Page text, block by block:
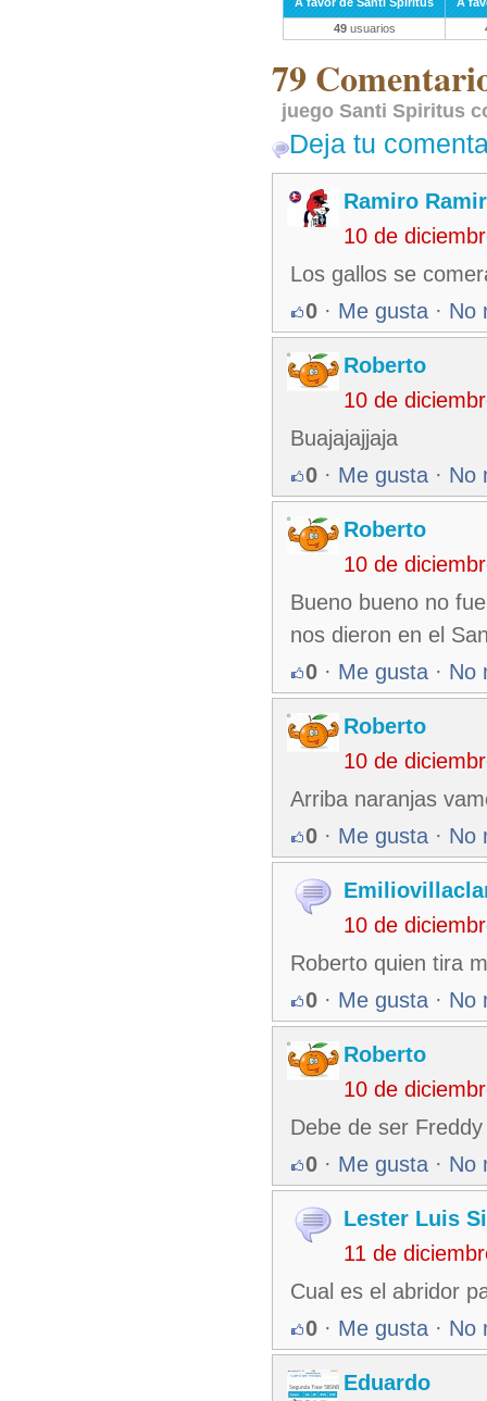
49usuarios
79
juego Santi Spiritus
Deja tu
Ramiro
10 de
Los gallos se
0 · Me gusta · No
Roberto
10 de
Buajajajjaja
0 · Me gusta · No
Roberto
10 de
Bueno bueno no
nos dieron en el
0 · Me gusta · No
Roberto
10 de
Arriba naranjas
0 · Me gusta · No
10 de
Roberto quien tira
0 · Me gusta · No
Roberto
10 de
Debe de ser Freddy
0 · Me gusta · No
Lester Luis
11 de
Cual es el abridor
0 · Me gusta · No
Eduardo